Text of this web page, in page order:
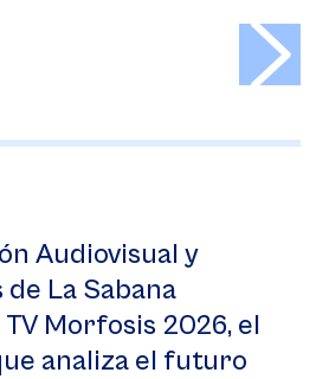
Audiovisual y
La Sabana
Morfosis 2026, el
analiza el futuro